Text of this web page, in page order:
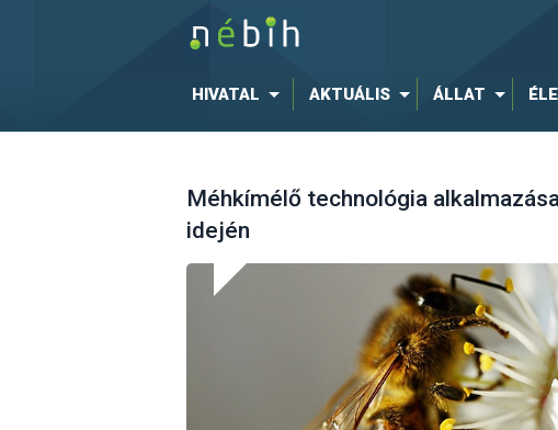
HIVATAL AKTUÁLIS ÁLLAT
Méhkímélő technológia
idején